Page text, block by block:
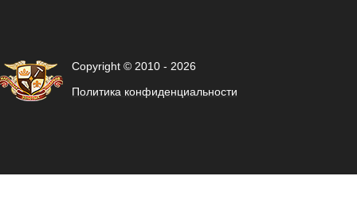
Copyright © 2010 - 2026
Политика конфиденциальности